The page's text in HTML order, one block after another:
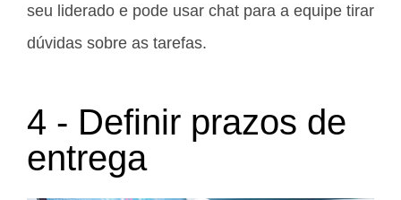
seu liderado e pode usar chat para a equipe tirar
dúvidas sobre as tarefas.
4 - Definir prazos de
entrega